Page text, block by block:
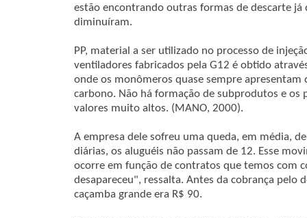
estão encontrando outras formas de descarte já
diminuíram.
PP, material a ser utilizado no processo de
ventiladores fabricados pela G12 é obtido
onde os monômeros quase sempre apresentam
carbono. Não há formação de subprodutos e os
valores muito altos. (MANO, 2000).
A empresa dele sofreu uma queda, em média,
diárias, os aluguéis não passam de 12. Esse
ocorre em função de contratos que temos com
desapareceu", ressalta. Antes da cobrança pelo
caçamba grande era R$ 90.